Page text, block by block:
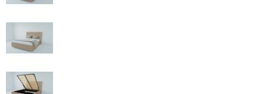
СТОЛИКИ
БАНКЕТКИ
И
САДОВАЯ
МЕБЕЛЬ